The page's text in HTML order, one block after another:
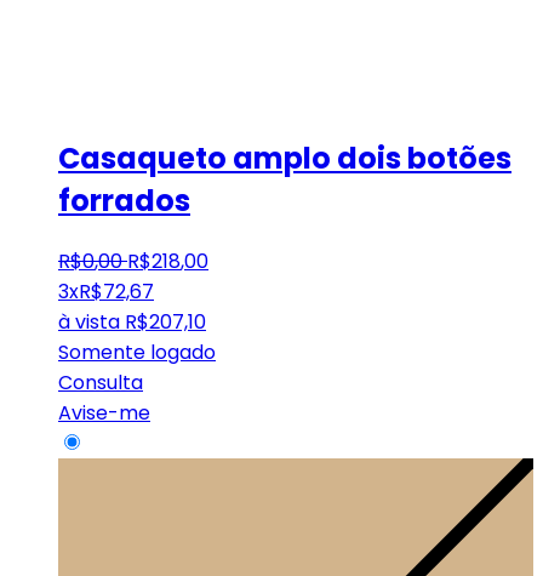
Casaqueto amplo dois botões
forrados
R$0,00 R$218,00
3xR$72,67
à vista R$207,10
Somente logado
Consulta
Avise-me